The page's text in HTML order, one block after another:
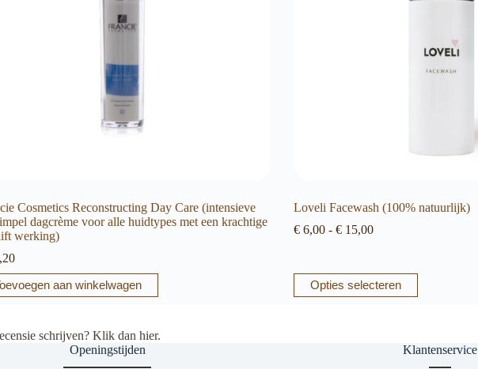
Cosmetics Reconstructing Day Care (intensieve
dagcrème voor alle huidtypes met een krachtige
werking)
aan winkelwagen
Loveli Facewash (100% natuurlijk)
€6,00 - €15,00Prijsklasse:
€ 15,00
Opties selecteren
product
schrijven? Klik dan hier.
Openingstijden Klantenservice